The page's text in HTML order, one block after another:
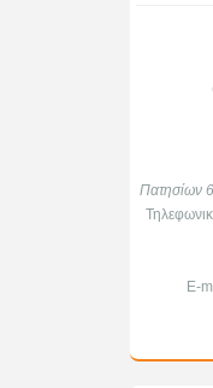
Πατησίων
E-